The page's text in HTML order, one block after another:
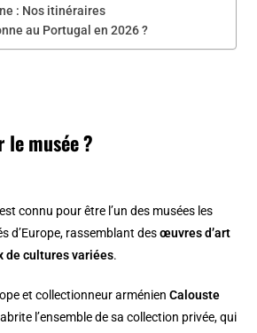
: Nos itinéraires
au Portugal en 2026 ?
musée ?
connu pour être l’un des musées les
d’Europe, rassemblant desœuvres d’art
de cultures variées.
et collectionneur arménienCalouste
l’ensemble de sa collection privée, qui